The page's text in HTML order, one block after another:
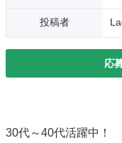
投稿者
応
30代～40代活躍中！